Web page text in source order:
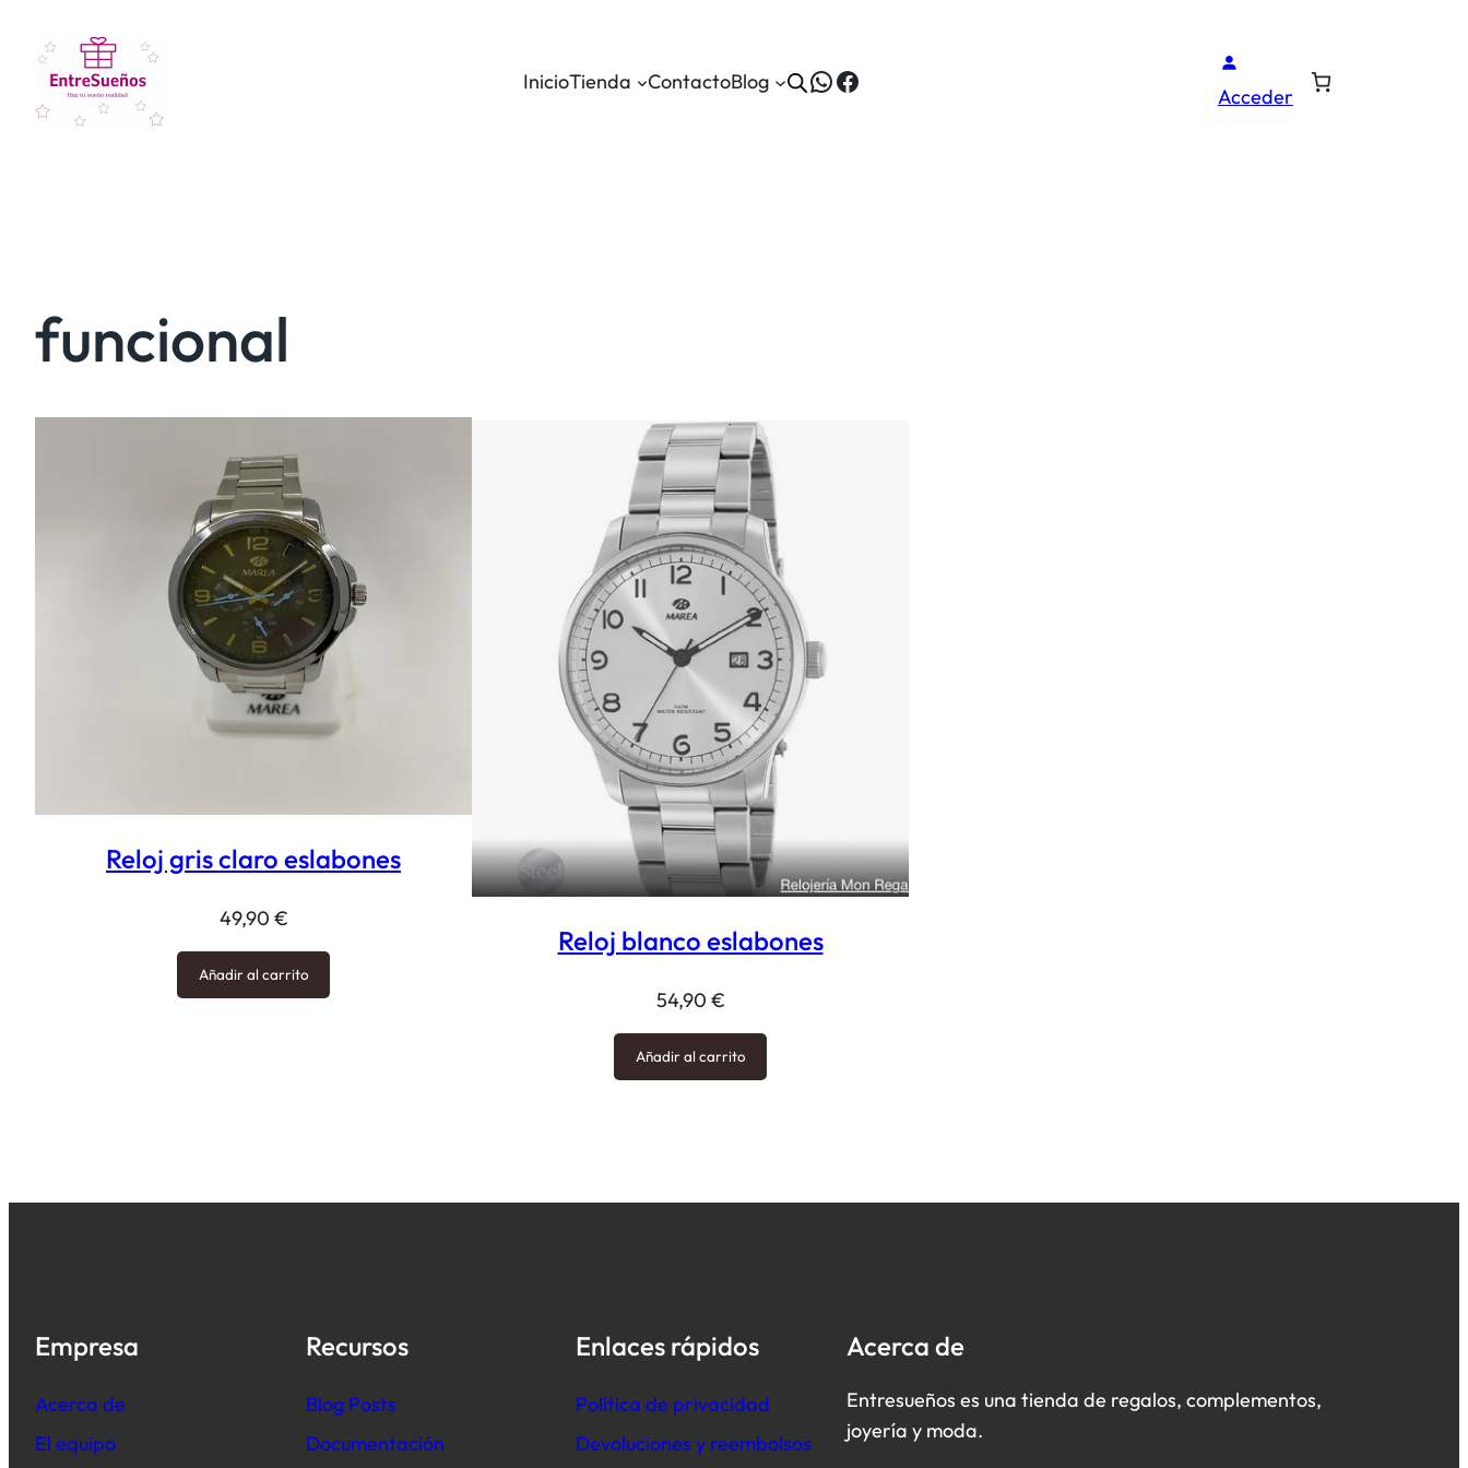
InicioTienda ContactoBlog WhatsApp
Facebook Acceder
funcional
Reloj gris claro eslabones
49,90 €
Añadir al carrito
Reloj blanco eslabones
54,90 €
Añadir al carrito
Empresa
Acerca de
El equipo
Recursos
Blog Posts
Documentación
Enlaces rápidos
Política de privacidad
Devoluciones y reembolsos
Acerca de
Entresueños es una tienda de regalos, complementos,
joyería y moda.